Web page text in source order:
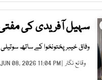
سہیل آفریدی کی
وفاق خیبرپختونخوا کے ساتھ
وقائع نگار | JUN 08, 2026 11:04 PM |